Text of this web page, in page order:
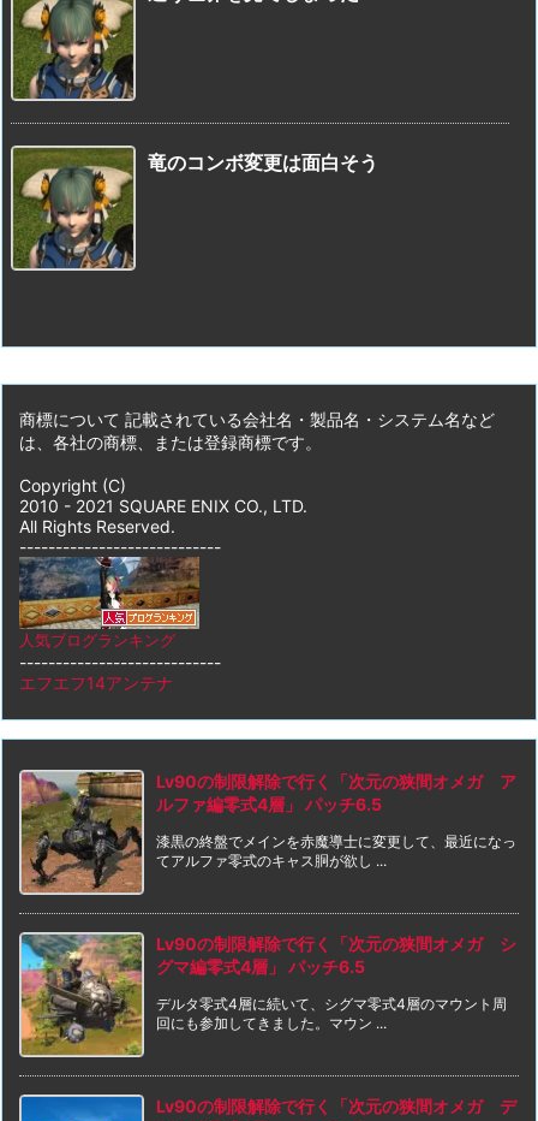
竜のコンボ変更は面白そう
商標について 記載されている会社名・製品名・システム名など
は、各社の商標、または登録商標です。
Copyright (C)
2010 - 2021 SQUARE ENIX CO., LTD.
All Rights Reserved.
----------------------------
人気ブログランキング
----------------------------
エフエフ14アンテナ
Lv90の制限解除で行く「次元の狭間オメガ ア
ルファ編零式4層」 パッチ6.5
漆黒の終盤でメインを赤魔導士に変更して、最近になっ
てアルファ零式のキャス胴が欲し ...
Lv90の制限解除で行く「次元の狭間オメガ シ
グマ編零式4層」 パッチ6.5
デルタ零式4層に続いて、シグマ零式4層のマウント周
回にも参加してきました。マウン ...
Lv90の制限解除で行く「次元の狭間オメガ デ